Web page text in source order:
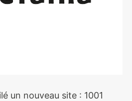
un nouveau site : 1001